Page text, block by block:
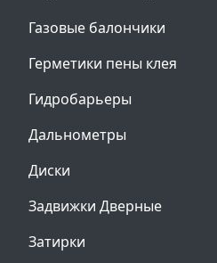
Газовые балончики
Герметики пены клея
Гидробарьеры
Дальнометры
Диски
Задвижки Дверные
Затирки